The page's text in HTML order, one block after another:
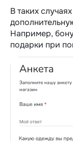
В таких
Например,
подарки при